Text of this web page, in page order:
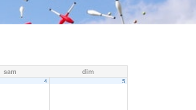
sam dim
4 5